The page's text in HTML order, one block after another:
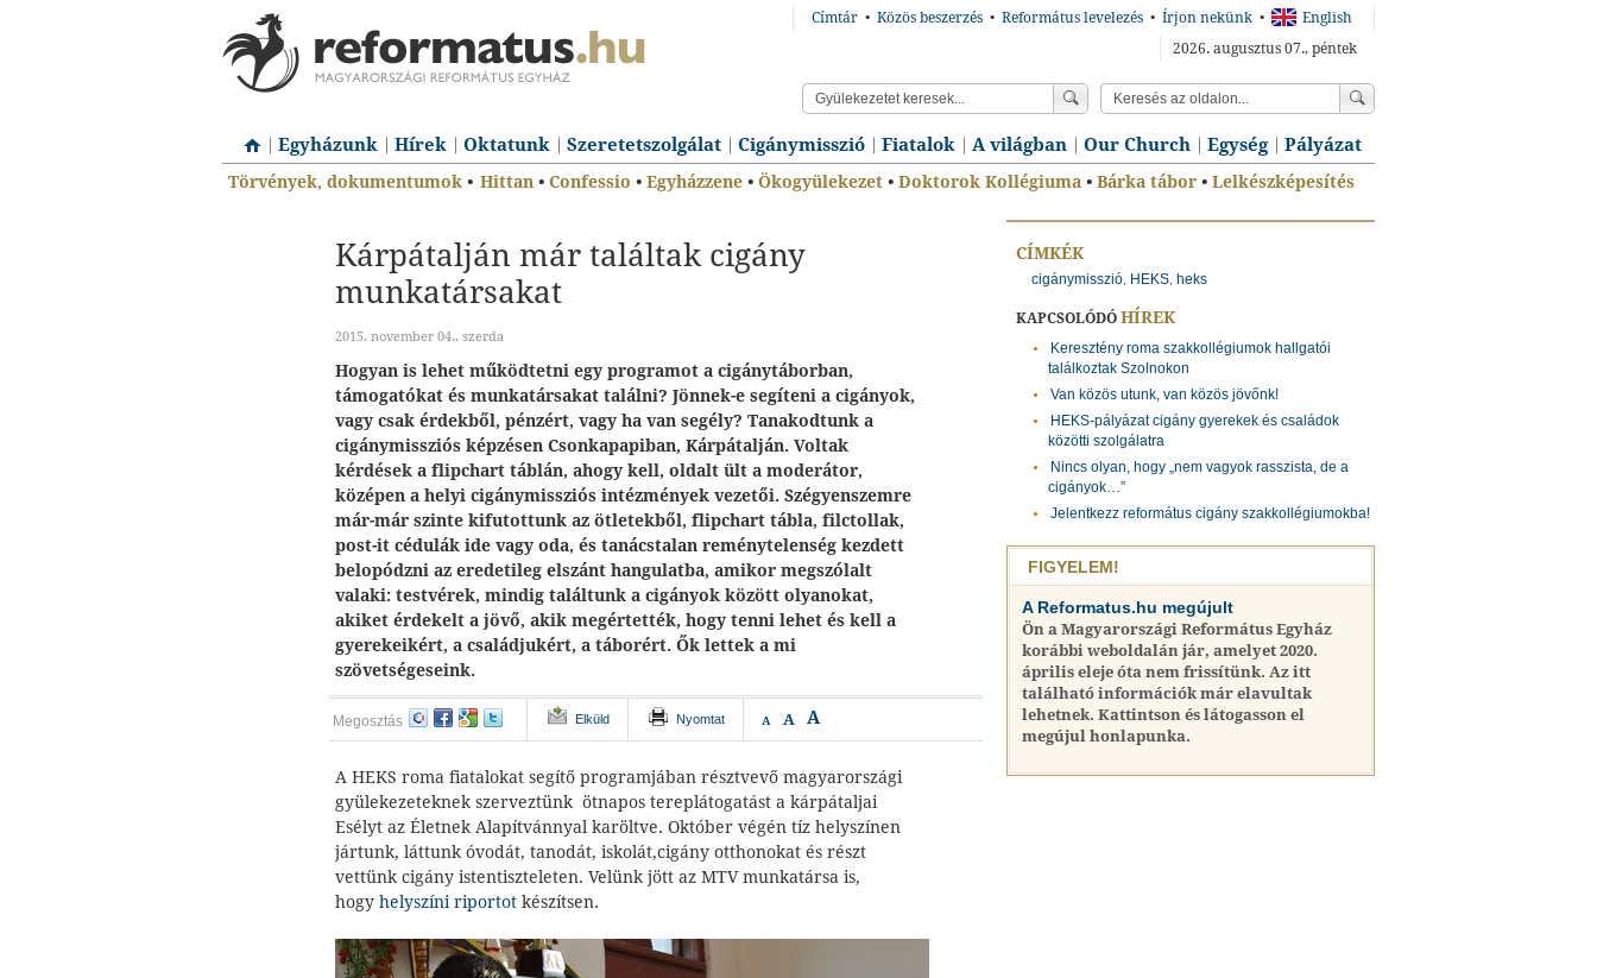
Címtár • Közös beszerzés • Református levelezés • Írjon nekünk •
English
2026. augusztus 07., péntek
Egyházunk Hírek Oktatunk Szeretetszolgálat Cigánymisszió Fiatalok A világban Our Church Egység Pályázat
Törvények, dokumentumok • Hittan • Confessio • Egyházzene • Ökogyülekezet • Doktorok Kollégiuma • Bárka tábor • Lelkészképesítés
Kárpátalján már találtak cigány
munkatársakat
2015. november 04., szerda
Hogyan is lehet működtetni egy programot a cigánytáborban,
támogatókat és munkatársakat találni? Jönnek-e segíteni a cigányok,
vagy csak érdekből, pénzért, vagy ha van segély? Tanakodtunk a
cigánymissziós képzésen Csonkapapiban, Kárpátalján. Voltak
kérdések a flipchart táblán, ahogy kell, oldalt ült a moderátor,
középen a helyi cigánymissziós intézmények vezetői. Szégyenszemre
már-már szinte kifutottunk az ötletekből, flipchart tábla, filctollak,
post-it cédulák ide vagy oda, és tanácstalan reménytelenség kezdett
belopódzni az eredetileg elszánt hangulatba, amikor megszólalt
valaki: testvérek, mindig találtunk a cigányok között olyanokat,
akiket érdekelt a jövő, akik megértették, hogy tenni lehet és kell a
gyerekeikért, a családjukért, a táborért. Ők lettek a mi
szövetségeseink.
Megosztás Elküld Nyomtat A A A
A HEKS roma fiatalokat segítő programjában résztvevő magyarországi
gyülekezeteknek szerveztünk ötnapos tereplátogatást a kárpátaljai
Esélyt az Életnek Alapítvánnyal karöltve. Október végén tíz helyszínen
jártunk, láttunk óvodát, tanodát, iskolát,cigány otthonokat és részt
vettünk cigány istentiszteleten. Velünk jött az MTV munkatársa is,
hogy helyszíni riportot készítsen.
CÍMKÉK
cigánymisszió, HEKS, heks
KAPCSOLÓDÓ HÍREK
Keresztény roma szakkollégiumok hallgatói
találkoztak Szolnokon
Van közös utunk, van közös jövőnk!
HEKS-pályázat cigány gyerekek és családok
közötti szolgálatra
Nincs olyan, hogy „nem vagyok rasszista, de a
cigányok…”
Jelentkezz református cigány szakkollégiumokba!
FIGYELEM!
A Reformatus.hu megújult
Ön a Magyarországi Református Egyház
korábbi weboldalán jár, amelyet 2020.
április eleje óta nem frissítünk. Az itt
található információk már elavultak
lehetnek. Kattintson és látogasson el
megújul honlapunka.